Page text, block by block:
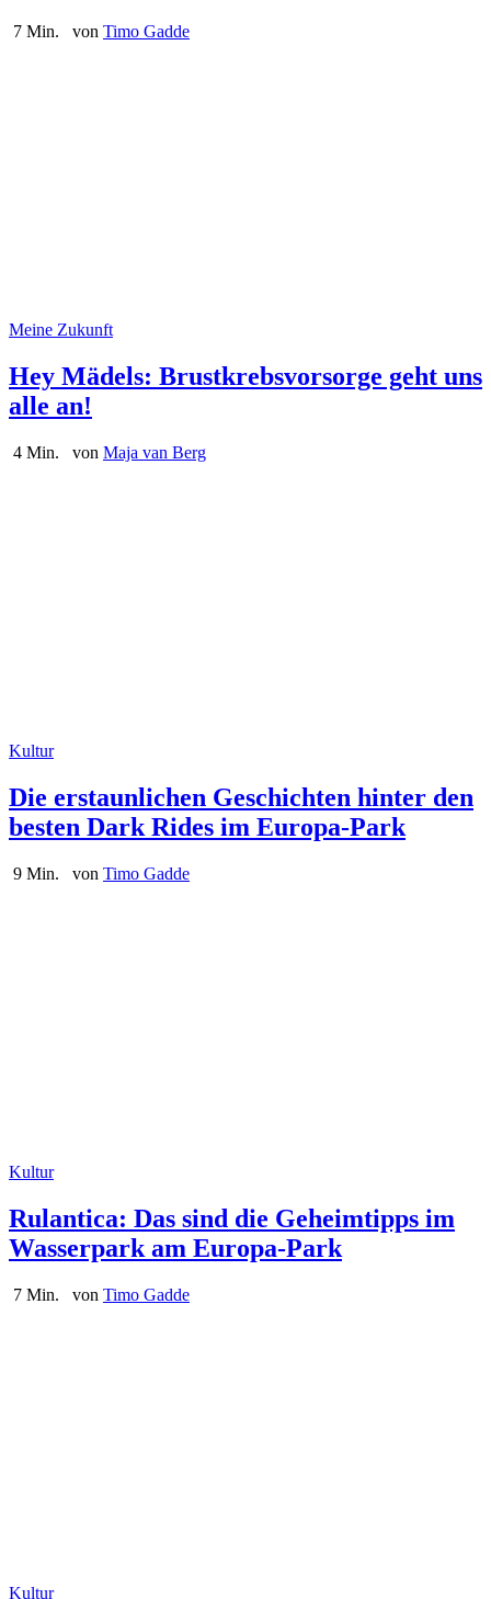
7 Min. von Timo Gadde
Meine Zukunft
Hey Mädels: Brustkrebsvorsorge geht uns
alle an!
4 Min. von Maja van Berg
Kultur
Die erstaunlichen Geschichten hinter den
besten Dark Rides im Europa-Park
9 Min. von Timo Gadde
Kultur
Rulantica: Das sind die Geheimtipps im
Wasserpark am Europa-Park
7 Min. von Timo Gadde
Kultur